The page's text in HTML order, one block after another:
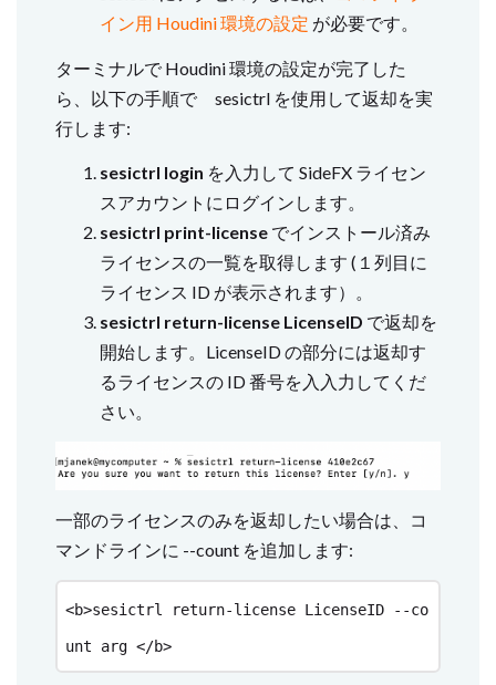
イン用 Houdini 環境の設定 が必要です。
ターミナルで Houdini 環境の設定が完了した
ら、以下の手順で sesictrl を使用して返却を実
行します:
sesictrl login を入力して SideFX ライセン
スアカウントにログインします。
sesictrl print-license でインストール済み
ライセンスの一覧を取得します (１列目に
ライセンス ID が表示されます）。
sesictrl return-license LicenseID で返却を
開始します。LicenseID の部分には返却す
るライセンスの ID 番号を入入力してくだ
さい。
一部のライセンスのみを返却したい場合は、コ
マンドラインに --count を追加します:
<b>sesictrl return-license LicenseID --co